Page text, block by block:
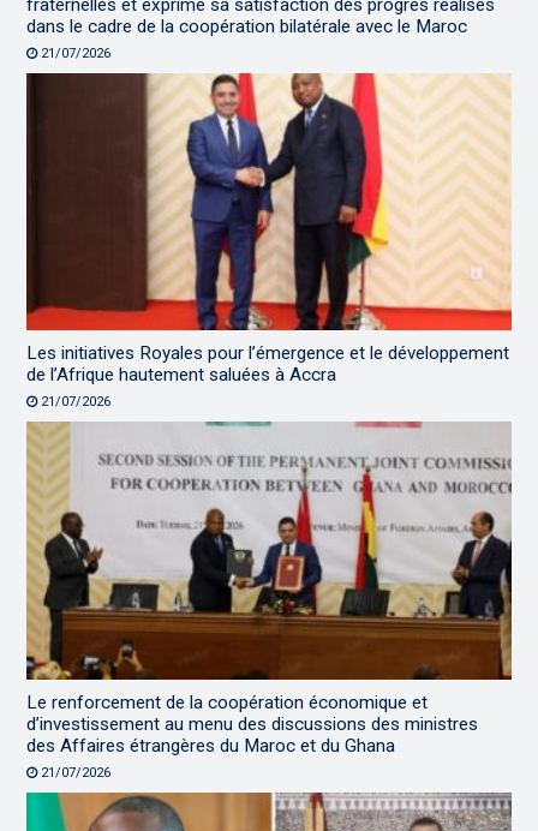
dans le cadre de la coopération bilatérale avec le Maroc
21/07/2026
Les initiatives Royales pour l’émergence et le développement
de l’Afrique hautement saluées à Accra
21/07/2026
Le renforcement de la coopération économique et
d’investissement au menu des discussions des ministres
des Affaires étrangères du Maroc et du Ghana
21/07/2026